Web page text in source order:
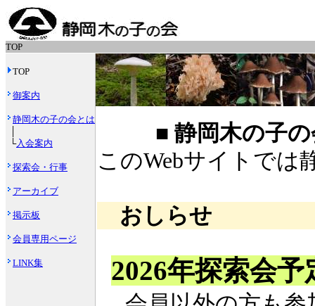
TOP
TOP
御案内
静岡木の子の会とは
└入会案内
探索会・行事
アーカイブ
掲示板
会員専用ページ
LINK集
■ 静岡木の子
このWebサイトでは
おしらせ
2026年探索会予